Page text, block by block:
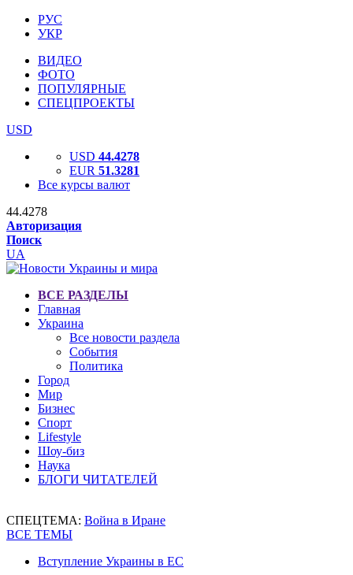
РУС
УКР
ВИДЕО
ФОТО
ПОПУЛЯРНЫЕ
СПЕЦПРОЕКТЫ
USD
USD 44.4278
EUR 51.3281
Все курсы валют
44.4278
Авторизация
Поиск
UA
ВСЕ РАЗДЕЛЫ
Главная
Украина
Все новости раздела
События
Политика
Город
Мир
Бизнес
Спорт
Lifestyle
Шоу-биз
Наука
БЛОГИ ЧИТАТЕЛЕЙ
СПЕЦТЕМА: Война в Иране
ВСЕ ТЕМЫ
Вступление Украины в ЕС